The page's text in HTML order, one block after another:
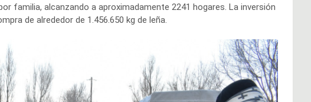
familia, alcanzando a aproximadamente 2241 hogares. La inversión
de alrededor de 1.456.650 kg de leña.